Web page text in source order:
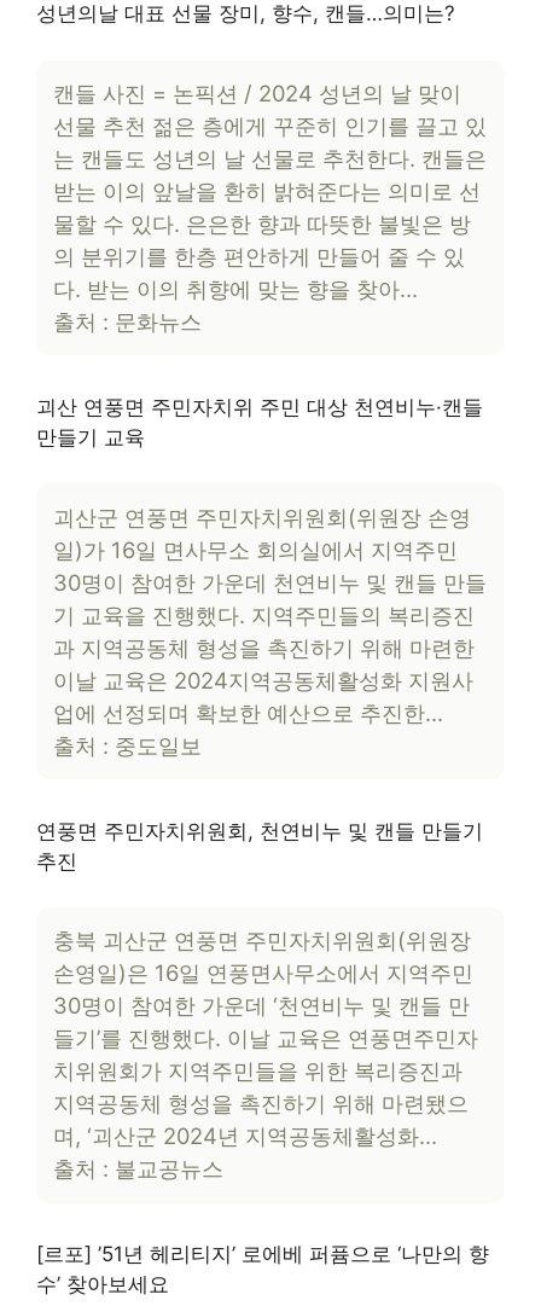
성년의날 대표 선물 장미, 향수, 캔들…의미는?
캔들 사진 = 논픽션 / 2024 성년의 날 맞이
선물 추천 젊은 층에게 꾸준히 인기를 끌고 있
는 캔들도 성년의 날 선물로 추천한다. 캔들은
받는 이의 앞날을 환히 밝혀준다는 의미로 선
물할 수 있다. 은은한 향과 따뜻한 불빛은 방
의 분위기를 한층 편안하게 만들어 줄 수 있
다. 받는 이의 취향에 맞는 향을 찾아…
출처 : 문화뉴스
괴산 연풍면 주민자치위 주민 대상 천연비누·캔들
만들기 교육
괴산군 연풍면 주민자치위원회(위원장 손영
일)가 16일 면사무소 회의실에서 지역주민
30명이 참여한 가운데 천연비누 및 캔들 만들
기 교육을 진행했다. 지역주민들의 복리증진
과 지역공동체 형성을 촉진하기 위해 마련한
이날 교육은 2024지역공동체활성화 지원사
업에 선정되며 확보한 예산으로 추진한…
출처 : 중도일보
연풍면 주민자치위원회, 천연비누 및 캔들 만들기
추진
충북 괴산군 연풍면 주민자치위원회(위원장
손영일)은 16일 연풍면사무소에서 지역주민
30명이 참여한 가운데 ‘천연비누 및 캔들 만
들기’를 진행했다. 이날 교육은 연풍면주민자
치위원회가 지역주민들을 위한 복리증진과
지역공동체 형성을 촉진하기 위해 마련됐으
며, ‘괴산군 2024년 지역공동체활성화…
출처 : 불교공뉴스
[르포] ’51년 헤리티지’ 로에베 퍼퓸으로 ‘나만의 향
수’ 찾아보세요